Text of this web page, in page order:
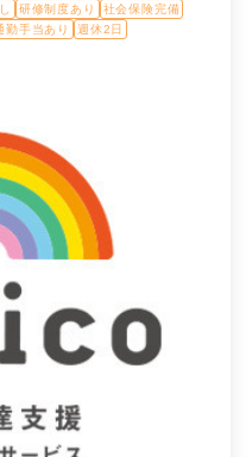
研修制度あり
社会保険完備
勤手当あり
週休2日